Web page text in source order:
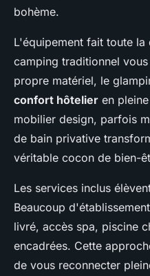
bohème.
L'équipement fait toute
camping traditionnel
propre matériel, le
confort hôtelier en
mobilier design, parfois
de bain privative
véritable cocon de bien-
Les services inclus
Beaucoup
livré, accès spa, piscine
encadrées. Cette
de vous reconnecter